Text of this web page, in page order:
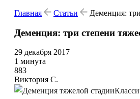
Главная Статьи Деменция:
Деменция: три степени
29 декабря 2017
1 минута
883
Виктория С.